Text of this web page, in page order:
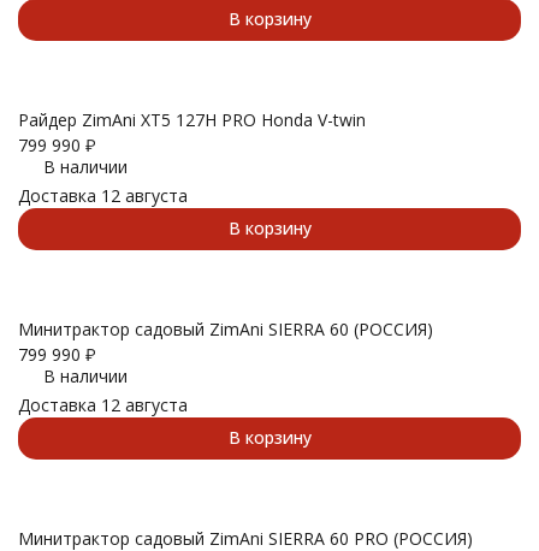
В корзину
Райдер ZimAni XT5 127H PRO Honda V-twin
799 990 ₽
В наличии
Доставка 12 августа
В корзину
Минитрактор садовый ZimAni SIERRA 60 (РОССИЯ)
799 990 ₽
В наличии
Доставка 12 августа
В корзину
Минитрактор садовый ZimAni SIERRA 60 PRO (РОССИЯ)